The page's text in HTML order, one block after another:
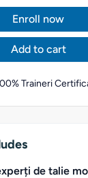
Enroll now
Add to cart
Traineri
de talie